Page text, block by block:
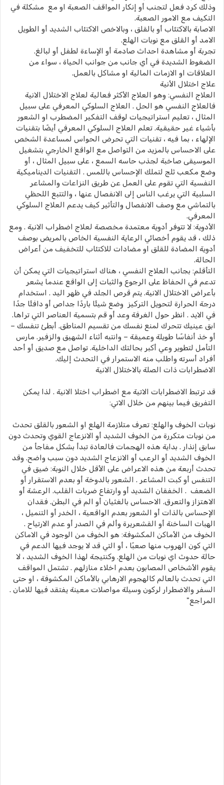
وذلك كرد فعل لتجنب أو إنكار المواقف الصعبة او مع مشكلة في
التكيف مع الامور الصعبة.
الاصابة بالاكتئاب أو بالقلق ، وبالاخص الاكتئاب الشديد أو الطويل
الامد أو القلق مع نوبات الهلع.
تجربة أو مشاهدة احداث صادمة أو الإساءة لطفل أو لبالغ.
الضغوط الشديدة في أي جانب من جوانب الحياة ، سواء من
العلاقات او الازمات المالية او مشاكل بالعمل.
علاج اختلال الأنية
العلاج النفسي: وهو العلاج الأكثر فعالية لعلاج الاختلال الانية
فالعلاج النفسي هو الحل . العلاج السلوكي المعرفي على سبيل
المثال ، تعليم استراتيجيات لوقف التفكير المضطرب او الشعور
بأشياء غير حقيقية. تعلم العلاج السلوكي المعرفي أيضًا بتقنيات
الإلهاء ، بما فيه ، تقنيات التي تحرض الحواس لمساعدة الشخص
على الاحساس بالمزيد من التواصل مع الواقع الخارجي بتشغيل
الموسيقى صاخبة لجذب حاسه السمع ، على سبيل المثال ، أو
وضع مكعب ثلج لتملك الإحساس باللمس . التقنيات الديناميكية
النفسية التي تقوم على العمل عن طريق النزاعات والمشاعر
السلبية التي يرغب الناس إلى الانفصال عنها ، والتتبع اللحظي
بالتماشي مع وصف الانفصال والتأثير كيف يدعم العلاج السلوكي
المعرفي.
الأدوية: لا تتوفر أدوية معتمدة مخصصة لعلاج اضطراب الانية . ومع
ذلك ، قد يقوم أخصائي الرعاية النفسية الخاص بالمريض بوصف
أدوية المضادة للقلق او مضادات للاكتئاب للتخفيف من أعراض
الحالة.
التأقلم: بجانب العلاج النفسي ، هناك استراتيجيات التي يمكن أن
تدعم في الحفاظ على الرجوع والثبات إلى الواقع عندما يشعر
بأعراض الاختلال الانية. يتم قرص الجلد في ظهر اليد . استخدام
درجة الحرارة لتحويل التركيز وضع شيئًا باردًا جداص أو دافئًا جدًا
في الايد . انظر حول الغرفة وعد أو قم بتسمية العناصر التي تراها.
ابق عينيك تتحرك لمنع نفسك من تقسيم المناطق. أبطئ تنفسك –
أو خذ أنفاسًا طويلة وعميقة – وانتبه أثناء الشهيق والزفير. مارس
التأمل لتطوير وعي أكبر بحالتك الداخلية. تواصل مع صديق أو أحد
أفراد أسرته واطلب منه الاستمرار في التحدث إليك.
الاضطرابات ذات الصلة بالاختلال الانية
قد ترتبط الاضطرابات الاتية مع اضطراب اختلا الانية . لذا يمكن
التفريق فيما بينهم من خلال الاتي:
نوبات الخوف والهلع: تعرف متلازمة الهلع او الشعور بالقلق تحدث
من نوبات متكررة من الخوف الشديد أو الانزعاج القوي وتحدث دون
سابق إنذار . بداية هذه الهجمات فالعادة تبدأ بشكل مفاجأ من
الخوف الشديد أو الرعب أو الانزعاج الشديد دون سبب واضح. وقد
تحدث أربعة من هذه الاعراض على الأقل خلال النوبة: ضيق في
التنفس أو كبت المشاعر . الشعور بالدوخة أو بعدم الاستقرار أو
الضعف . الخفقان الشديد أو وارتفاع ضربات القلب. الرعشة أو
الاهتزاز والتعرق. الاحساس بالغثيان أو الم في البطن. فقدان
الإحساس بالذات أو الشعور بعدم الواقعية ، الخدر أو التنميل ،
الهبات الساخنة أو القشعريرة وألم في الصدر أو عدم الارتياح .
الخوف من الأماكن المكشوفة: هو الخوف من الوجود في الاماكن
التي كون الهروب منها صعبًا ، أو التي قد لا يوجد فيها الدعم في
حالة حدوث اي نوبات من الهلع. وكنتيجة لهذا الخوف الشديد ، لا
يقوم الأشخاص المصابون بعدم اخلاء منازلهم . تشتمل المواقف
التي تحدث بالعالم كالهجوم الارهابي بالأماكن المكشوفة ، او حتى
السفر والاضطرار لركون وسيلة مواصلات معينة يفتقد فيها للامان .
المراجع"